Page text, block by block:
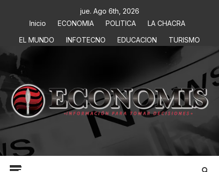
jue. Ago 6th, 2026
Inicio
ECONOMIA POLITICA
LA CHACRA
EL MUNDO
INFOTECNO EDUCACION TURISMO
ECONOMIS
INFORMACIÓN PARA TOMAR DECISIONES